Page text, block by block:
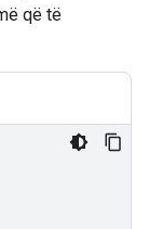
që të